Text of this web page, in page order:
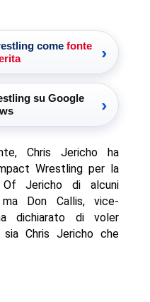
come fonte
›
su Google
›
Chris Jericho ha
Wrestling per la
Of Jericho di alcuni
Don Callis, vice-
dichiarato di voler
Chris Jericho che